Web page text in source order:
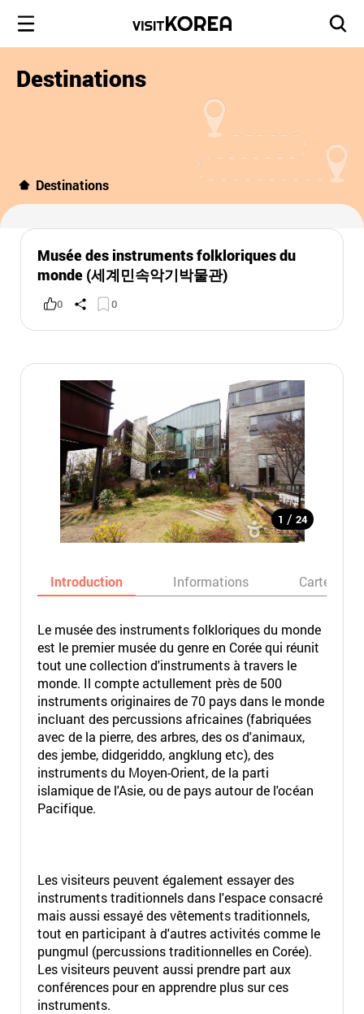
Destinations
Destinations
Musée des instruments folkloriques du
monde (세계민속악기박물관)
0 0
1 / 24
Introduction Informations Carte
Le musée des instruments folkloriques du monde
est le premier musée du genre en Corée qui réunit
tout une collection d'instruments à travers le
monde. Il compte actullement près de 500
instruments originaires de 70 pays dans le monde
incluant des percussions africaines (fabriquées
avec de la pierre, des arbres, des os d'animaux,
des jembe, didgeriddo, angklung etc), des
instruments du Moyen-Orient, de la parti
islamique de l'Asie, ou de pays autour de l'océan
Pacifique.
Les visiteurs peuvent également essayer des
instruments traditionnels dans l'espace consacré
mais aussi essayé des vêtements traditionnels,
tout en participant à d'autres activités comme le
pungmul (percussions traditionnelles en Corée).
Les visiteurs peuvent aussi prendre part aux
conférences pour en apprendre plus sur ces
instruments.